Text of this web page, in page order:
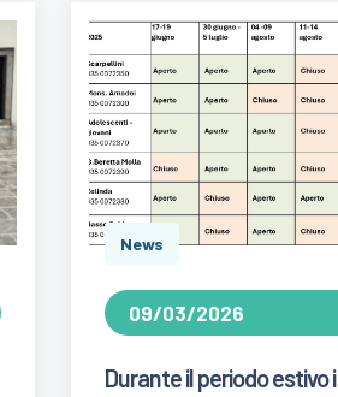
News
09/03/2026
Durante il periodo estivo i